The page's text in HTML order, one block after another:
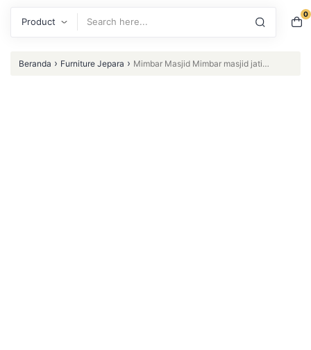
0
Beranda › Furniture Jepara › Mimbar Masjid Mimbar masjid jati